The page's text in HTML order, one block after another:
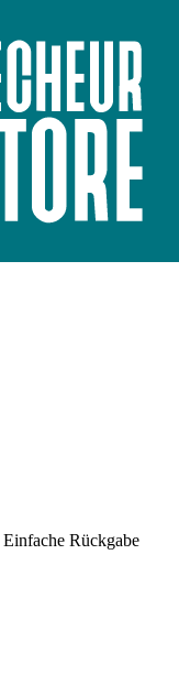
Einfache Rückgabe